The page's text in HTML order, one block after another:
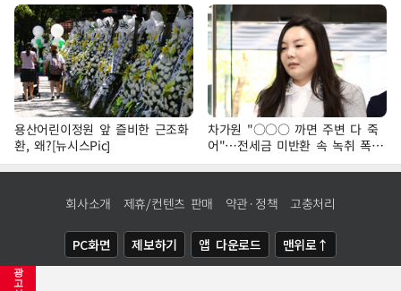
광
고
용산어린이정원 앞 즐비한 근조화
환, 왜?[뉴시스Pic]
차가원 "○○○ 까면 주변 다 죽
어"…전세금 미반환 속 녹취 폭로
파장
회사소개 제휴/컨텐츠 판매 약관·정책 고충처리
PC화면 제보하기 앱 다운로드 맨위로↑